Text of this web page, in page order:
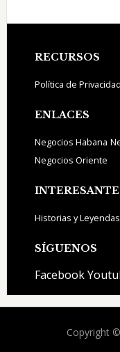
Footer
RECURSOS
Política de
ENLACES
Negocios Habana
Negocios Oriente
Historias y Leyendas
SÍGUENOS
Facebook
Copyright ©